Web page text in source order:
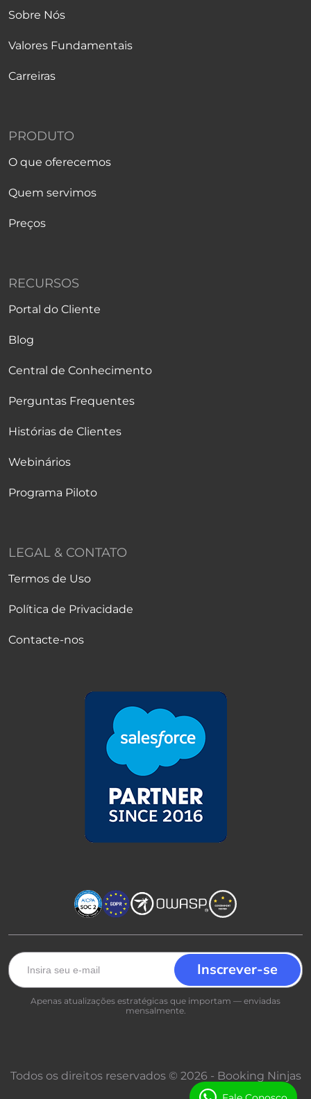
Sobre Nós
Valores Fundamentais
Carreiras
PRODUTO
O que oferecemos
Quem servimos
Preços
RECURSOS
Portal do Cliente
Blog
Central de Conhecimento
Perguntas Frequentes
Histórias de Clientes
Webinários
Programa Piloto
LEGAL & CONTATO
Termos de Uso
Política de Privacidade
Contacte-nos
Apenas atualizações estratégicas que importam — enviadas
mensalmente.
Todos os direitos reservados © 2026 - Booking Ninjas